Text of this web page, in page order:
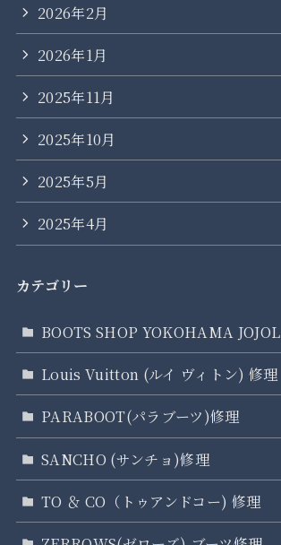
2026年2月
2026年1月
2025年11月
2025年10月
2025年5月
2025年4月
カテゴリー
BOOTS SHOP YOKOHAMA JOJOL
Louis Vuitton (ルイ ヴィトン) 修理
PARABOOT(パラブーツ)修理
SANCHO (サンチョ)修理
TO ＆ CO（トゥアンドコー) 修理